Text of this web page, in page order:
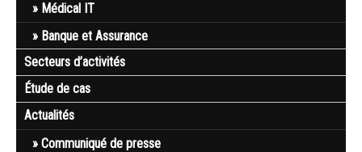
Médical IT
Banque et Assurance
Secteurs d’activités
Étude de cas
Actualités
Communiqué de presse